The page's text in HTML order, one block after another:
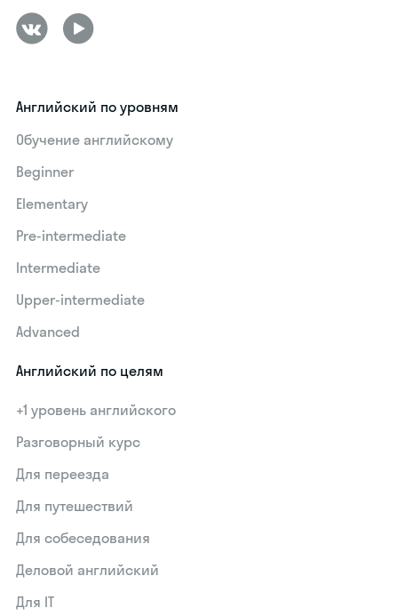
Английский по уровням
Обучение английскому
Beginner
Elementary
Pre-intermediate
Intermediate
Upper-intermediate
Advanced
Английский по целям
+1 уровень английского
Разговорный курс
Для переезда
Для путешествий
Для собеседования
Деловой английский
Для IT